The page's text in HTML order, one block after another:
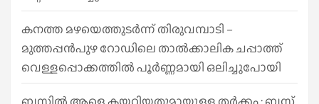
കനത്ത മഴയെത്തുടർന്ന് തിരുവമ്പാടി –
മുത്തപ്പൻപുഴ റോഡിലെ താൽക്കാലിക ചപ്പാത്ത്
വെള്ളപ്പൊക്കത്തിൽ പൂർണ്ണമായി ഒലിച്ചുപോയി